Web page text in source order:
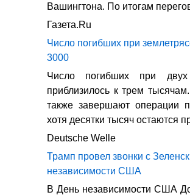
Вашингтона. По итогам
Газета.Ru
Число погибших при
3000
Число погибших при двух
приблизилось к трем
также завершают операции
хотя десятки тысяч остаются
Deutsche Welle
Трамп провел звонки с
независимости США
В День независимости США